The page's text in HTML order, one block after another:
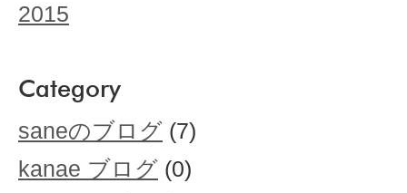
2015
Category
saneのブログ (7)
kanae ブログ (0)